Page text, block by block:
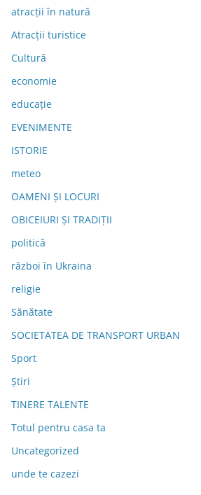
atracții în natură
Atracții turistice
Cultură
economie
educație
EVENIMENTE
ISTORIE
meteo
OAMENI ȘI LOCURI
OBICEIURI ȘI TRADIȚII
politică
război în Ukraina
religie
Sănătate
SOCIETATEA DE TRANSPORT URBAN
Sport
Știri
TINERE TALENTE
Totul pentru casa ta
Uncategorized
unde te cazezi